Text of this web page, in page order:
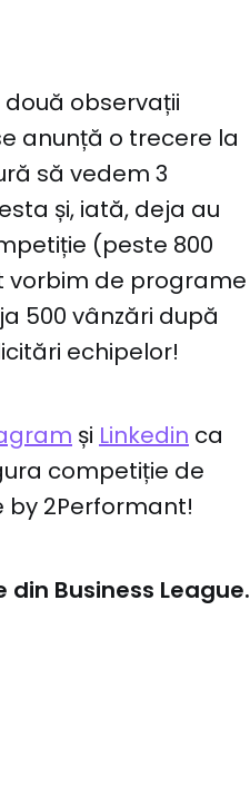
observații
anunță o trecere la
să vedem 3
și, iată, deja au
(peste 800
vorbim de programe
500 vânzări după
echipelor!
și Linkedin ca
competiție de
by 2Performant!
Business League.